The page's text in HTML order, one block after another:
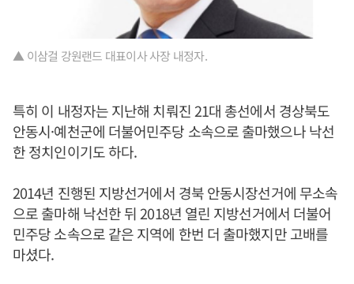
▲ 이삼걸 강원랜드 대표이사 사장 내정자.
특히 이 내정자는 지난해 치뤄진 21대 총선에서 경상북도
안동시·예천군에 더불어민주당 소속으로 출마했으나 낙선
한 정치인이기도 하다.
2014년 진행된 지방선거에서 경북 안동시장선거에 무소속
으로 출마해 낙선한 뒤 2018년 열린 지방선거에서 더불어
민주당 소속으로 같은 지역에 한번 더 출마했지만 고배를
마셨다.